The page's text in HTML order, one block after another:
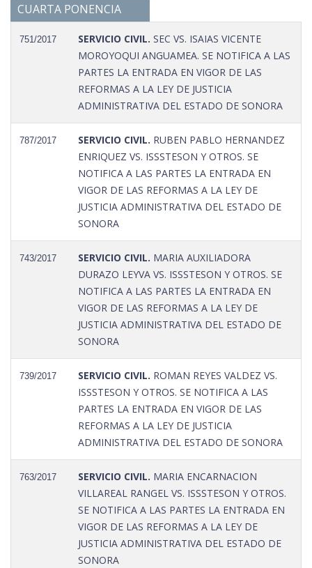
CUARTA PONENCIA
751/2017 SERVICIO CIVIL. SEC VS. ISAIAS VICENTE
MOROYOQUI ANGUAMEA. SE NOTIFICA A LAS
PARTES LA ENTRADA EN VIGOR DE LAS
REFORMAS A LA LEY DE JUSTICIA
ADMINISTRATIVA DEL ESTADO DE SONORA
787/2017 SERVICIO CIVIL. RUBEN PABLO HERNANDEZ
ENRIQUEZ VS. ISSSTESON Y OTROS. SE
NOTIFICA A LAS PARTES LA ENTRADA EN
VIGOR DE LAS REFORMAS A LA LEY DE
JUSTICIA ADMINISTRATIVA DEL ESTADO DE
SONORA
743/2017 SERVICIO CIVIL. MARIA AUXILIADORA
DURAZO LEYVA VS. ISSSTESON Y OTROS. SE
NOTIFICA A LAS PARTES LA ENTRADA EN
VIGOR DE LAS REFORMAS A LA LEY DE
JUSTICIA ADMINISTRATIVA DEL ESTADO DE
SONORA
739/2017 SERVICIO CIVIL. ROMAN REYES VALDEZ VS.
ISSSTESON Y OTROS. SE NOTIFICA A LAS
PARTES LA ENTRADA EN VIGOR DE LAS
REFORMAS A LA LEY DE JUSTICIA
ADMINISTRATIVA DEL ESTADO DE SONORA
763/2017 SERVICIO CIVIL. MARIA ENCARNACION
VILLAREAL RANGEL VS. ISSSTESON Y OTROS.
SE NOTIFICA A LAS PARTES LA ENTRADA EN
VIGOR DE LAS REFORMAS A LA LEY DE
JUSTICIA ADMINISTRATIVA DEL ESTADO DE
SONORA